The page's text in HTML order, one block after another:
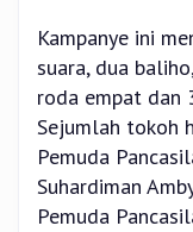
Kampanye ini
suara, dua
roda empat dan
Sejumlah tokoh
Pemuda
Suhardiman
Pemuda